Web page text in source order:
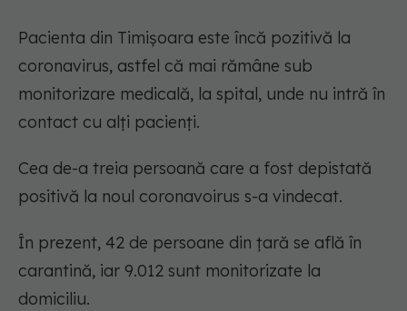
Pacienta din Timișoara este încă pozitivă la
coronavirus, astfel că mai rămâne sub
monitorizare medicală, la spital, unde nu intră în
contact cu alți pacienți.
Cea de-a treia persoană care a fost depistată
positivă la noul coronavoirus s-a vindecat.
În prezent, 42 de persoane din țară se află în
carantină, iar 9.012 sunt monitorizate la
domiciliu.